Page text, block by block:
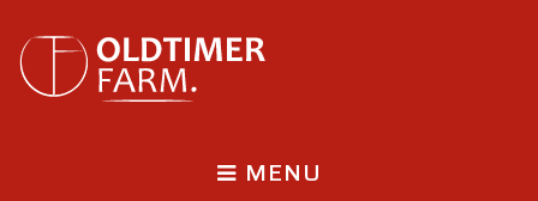
MENU